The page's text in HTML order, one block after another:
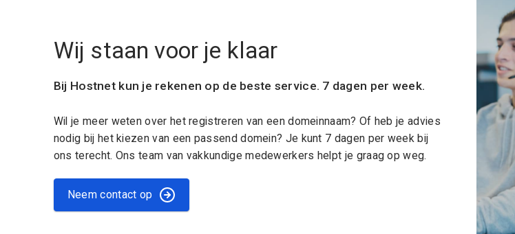
Wij staan voor je klaar
Bij Hostnet kun je rekenen op de beste service. 7 dagen per week.
Wil je meer weten over het registreren van een domeinnaam? Of heb je advies
nodig bij het kiezen van een passend domein? Je kunt 7 dagen per week bij
ons terecht. Ons team van vakkundige medewerkers helpt je graag op weg.
Neem contact op